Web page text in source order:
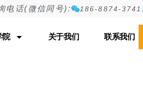
电话(微信同号): 186-8874-3741
院 关于我们 联系我们
具